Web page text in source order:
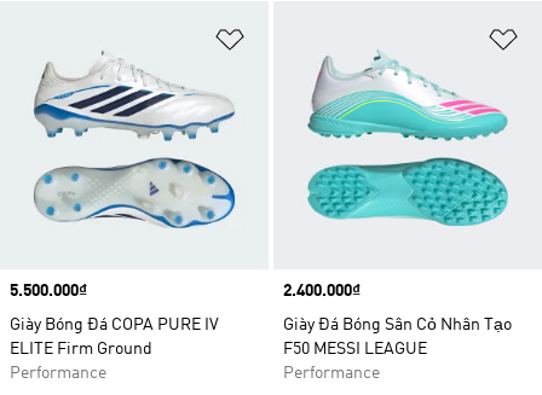
Price
5.500.000₫
Giày Bóng Đá COPA PURE IV
ELITE Firm Ground
Performance
Price
2.400.000₫
Giày Đá Bóng Sân Cỏ Nhân Tạo
F50 MESSI LEAGUE
Performance